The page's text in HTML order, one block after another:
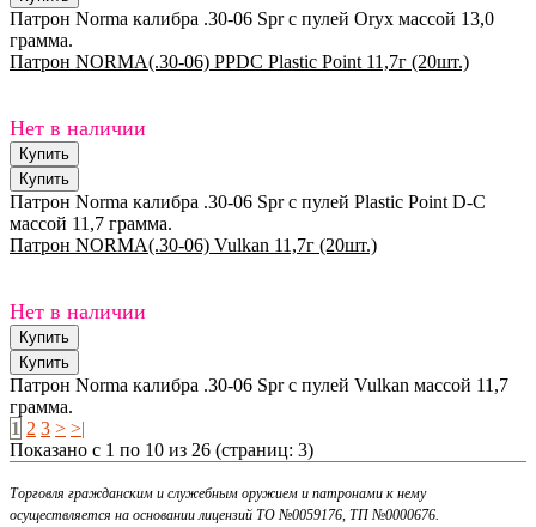
Патрон Norma калибра .30-06 Spr с пулей Oryx массой 13,0
грамма.
Патрон NORMA(.30-06) PPDC Plastic Point 11,7г (20шт.)
Нет в наличии
Патрон Norma калибра .30-06 Spr с пулей Plastic Point D-C
массой 11,7 грамма.
Патрон NORMA(.30-06) Vulkan 11,7г (20шт.)
Нет в наличии
Патрон Norma калибра .30-06 Spr с пулей Vulkan массой 11,7
грамма.
1 2 3 > >|
Показано с 1 по 10 из 26 (страниц: 3)
Торговля гражданским и служебным оружием и патронами к нему
осуществляется на основании лицензий ТО №0059176, ТП №0000676.